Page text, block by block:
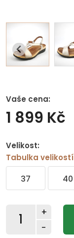
Vaše cena:
1 899 Kč
Velikost:
Tabulka velikostí
37 40
-
+